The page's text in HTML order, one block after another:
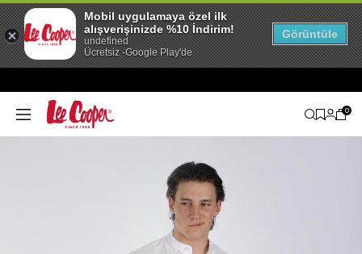
0
Mobil uygulamaya özel ilk
alışverişinizde %10 İndirim!
undefined
Ücretsiz -Google Play'de
Görüntüle